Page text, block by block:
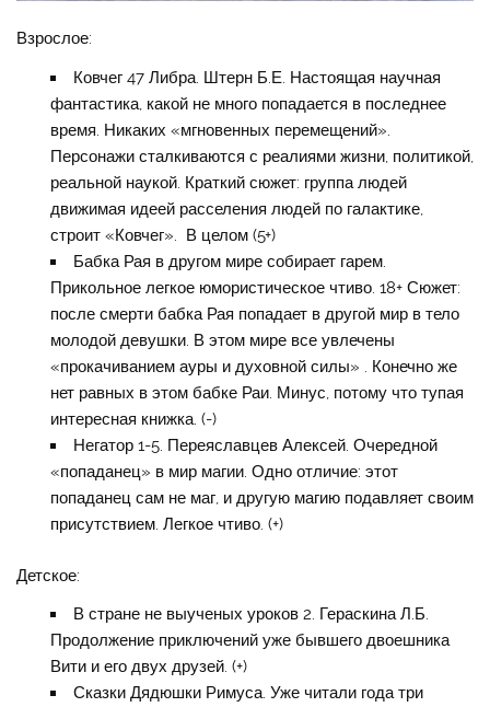
Взрослое:
Ковчег 47 Либра. Штерн Б.Е. Настоящая научная
фантастика, какой не много попадается в последнее
время. Никаких «мгновенных перемещений».
Персонажи сталкиваются с реалиями жизни, политикой,
реальной наукой. Краткий сюжет: группа людей
движимая идеей расселения людей по галактике,
строит «Ковчег». В целом (5+)
Бабка Рая в другом мире собирает гарем.
Прикольное легкое юмористическое чтиво. 18+ Сюжет:
после смерти бабка Рая попадает в другой мир в тело
молодой девушки. В этом мире все увлечены
«прокачиванием ауры и духовной силы» . Конечно же
нет равных в этом бабке Раи. Минус, потому что тупая
интересная книжка. (-)
Негатор 1-5. Переяславцев Алексей. Очередной
«попаданец» в мир магии. Одно отличие: этот
попаданец сам не маг, и другую магию подавляет своим
присутствием. Легкое чтиво. (+)
Детское:
В стране не выученых уроков 2. Гераскина Л.Б.
Продолжение приключений уже бывшего двоешника
Вити и его двух друзей. (+)
Сказки Дядюшки Римуса. Уже читали года три